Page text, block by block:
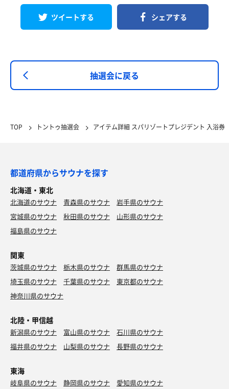
ツイートする シェアする
抽選会に戻る
TOP トントゥ抽選会 アイテム詳細 スパリゾートプレジデント 入浴券
都道府県からサウナを探す
北海道・東北
北海道のサウナ 青森県のサウナ
岩手県のサウナ
宮城県のサウナ
秋田県のサウナ
山形県のサウナ
福島県のサウナ
関東
茨城県のサウナ 栃木県のサウナ
群馬県のサウナ
埼玉県のサウナ
千葉県のサウナ
東京都のサウナ
神奈川県のサウナ
北陸・甲信越
新潟県のサウナ 富山県のサウナ
石川県のサウナ
福井県のサウナ
山梨県のサウナ 長野県のサウナ
東海
岐阜県のサウナ 静岡県のサウナ 愛知県のサウナ